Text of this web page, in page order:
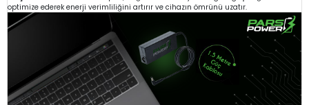
optimize ederek enerji verimliliğini artırır ve cihazın ömrünü uzatır.